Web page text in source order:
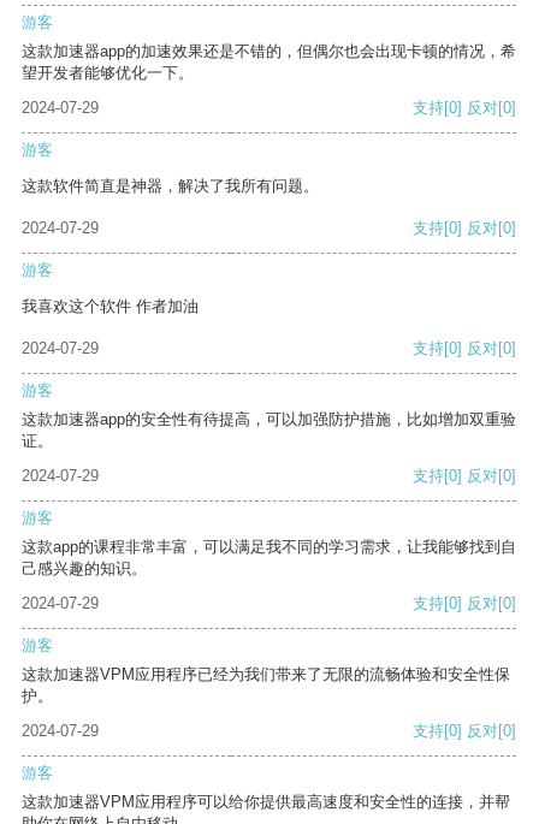
游客
这款加速器app的加速效果还是不错的，但偶尔也会出现卡顿的情况，希
望开发者能够优化一下。
2024-07-29
支持[0] 反对[0]
游客
这款软件简直是神器，解决了我所有问题。
2024-07-29 支持[0] 反对[0]
游客
我喜欢这个软件 作者加油
2024-07-29 支持[0] 反对[0]
游客
这款加速器app的安全性有待提高，可以加强防护措施，比如增加双重验
证。
2024-07-29
支持[0] 反对[0]
游客
这款app的课程非常丰富，可以满足我不同的学习需求，让我能够找到自
己感兴趣的知识。
2024-07-29
支持[0] 反对[0]
游客
这款加速器VPM应用程序已经为我们带来了无限的流畅体验和安全性保
护。
2024-07-29
支持[0] 反对[0]
游客
这款加速器VPM应用程序可以给你提供最高速度和安全性的连接，并帮